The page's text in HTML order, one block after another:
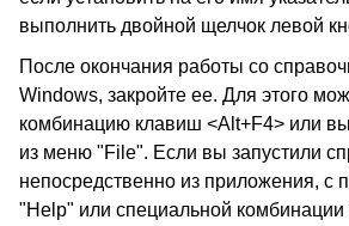
выполнить двойной щелчок левой
После окончания работы со
Windows, закройте ее. Для этого
комбинацию клавиш <Alt+F4> или
из меню "File". Если вы запустили
непосредственно из приложения,
"Help" или специальной комбинации